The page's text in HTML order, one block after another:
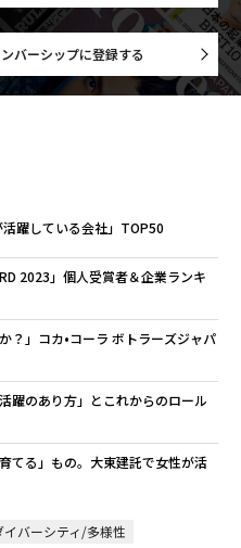
バーシップに登録する
躍している会社」TOP50
2023」個人受賞者＆企業ランキ
？」コカ•コーラ ボトラーズジャパ
躍のあり方」とこれからのロール
てる」もの。大東建託で女性が活
イバーシティ/多様性